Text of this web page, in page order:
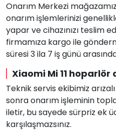
Onarım Merkezi
onarım işlemlerinizi
yapar ve cihazınızı teslim
firmamıza kargo ile
süresi 3 ila 7 iş günü
Xiaomi Mi 11 hoparlör
Teknik servis ekibimiz
sonra onarım işleminin
iletir, bu sayede sürpriz ek
karşılaşmazsınız.